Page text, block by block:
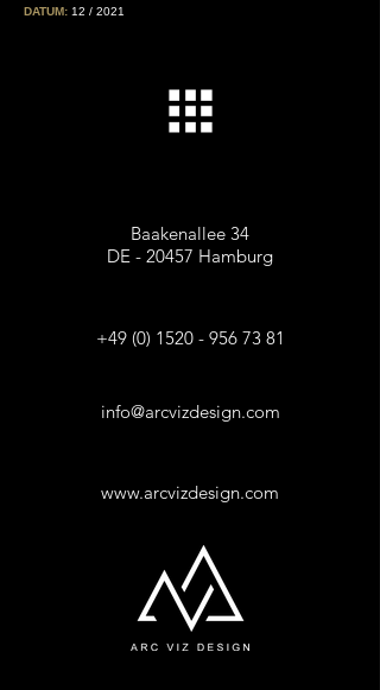
DATUM: 12 / 2021
Baakenallee 34
DE - 20457 Hamburg
+49 (0) 1520 - 956 73 81
info@arcvizdesign.com
www.arcvizdesign.com